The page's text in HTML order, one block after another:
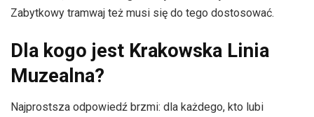
Zabytkowy tramwaj też musi się do tego dostosować.
Dla kogo jest Krakowska Linia
Muzealna?
Najprostsza odpowiedź brzmi: dla każdego, kto lubi